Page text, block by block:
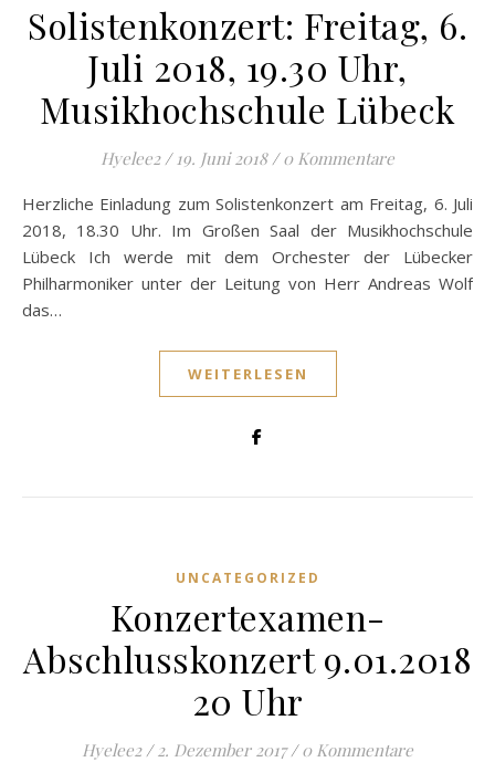
Solistenkonzert: Freitag, 6.
Juli 2018, 19.30 Uhr,
Musikhochschule Lübeck
Hyelee2 / 19. Juni 2018 / 0 Kommentare
Herzliche Einladung zum Solistenkonzert am Freitag, 6. Juli
2018, 18.30 Uhr. Im Großen Saal der Musikhochschule
Lübeck Ich werde mit dem Orchester der Lübecker
Philharmoniker unter der Leitung von Herr Andreas Wolf
das…
WEITERLESEN
UNCATEGORIZED
Konzertexamen-
Abschlusskonzert 9.01.2018
20 Uhr
Hyelee2 / 2. Dezember 2017 / 0 Kommentare